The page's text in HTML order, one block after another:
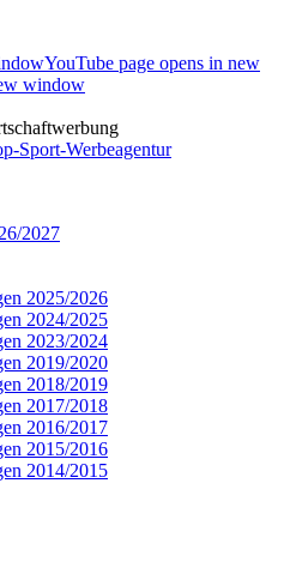
YouTube page opens in new
window
2027
2025/2026
2024/2025
2023/2024
2019/2020
2018/2019
2017/2018
2016/2017
2015/2016
2014/2015